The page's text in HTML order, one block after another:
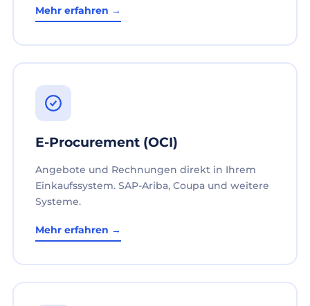
Mehr erfahren →
E-Procurement (OCI)
Angebote und Rechnungen direkt in Ihrem
Einkaufssystem. SAP-Ariba, Coupa und weitere
Systeme.
Mehr erfahren →